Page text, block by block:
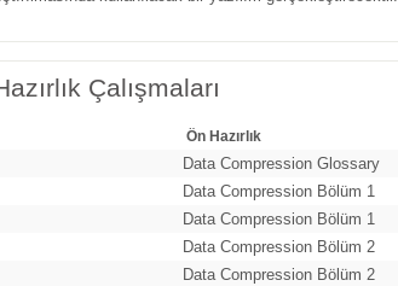
Çalışmaları
Ön Hazırlık
Data Compression Glossary
Data Compression Bölüm 1
Data Compression Bölüm 1
Data Compression Bölüm 2
Data Compression Bölüm 2